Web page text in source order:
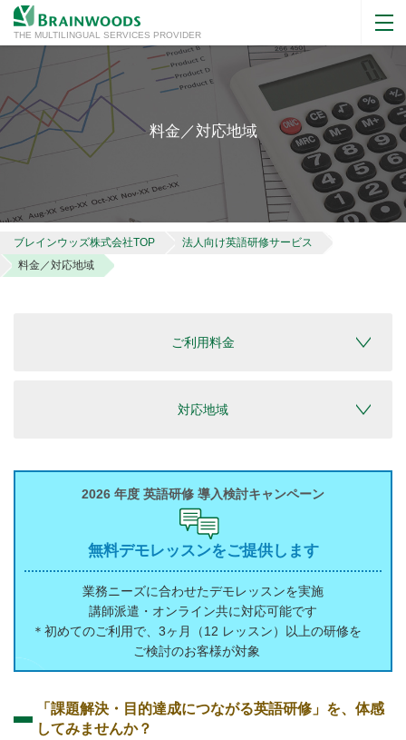
THE MULTILINGUAL SERVICES PROVIDER
料金／対応地域
ブレインウッズ株式会社TOP
法人向け英語研修サービス
料金／対応地域
ご利用料金
対応地域
2026 年度 英語研修 導入検討キャンペーン
無料デモレッスンをご提供します
業務ニーズに合わせたデモレッスンを実施
講師派遣・オンライン共に対応可能です
＊初めてのご利用で、 3ヶ月（12 レッスン）以上の研修を
ご検討のお客様が対象
「課題解決・目的達成につながる英語研修」を、体感
してみませんか？